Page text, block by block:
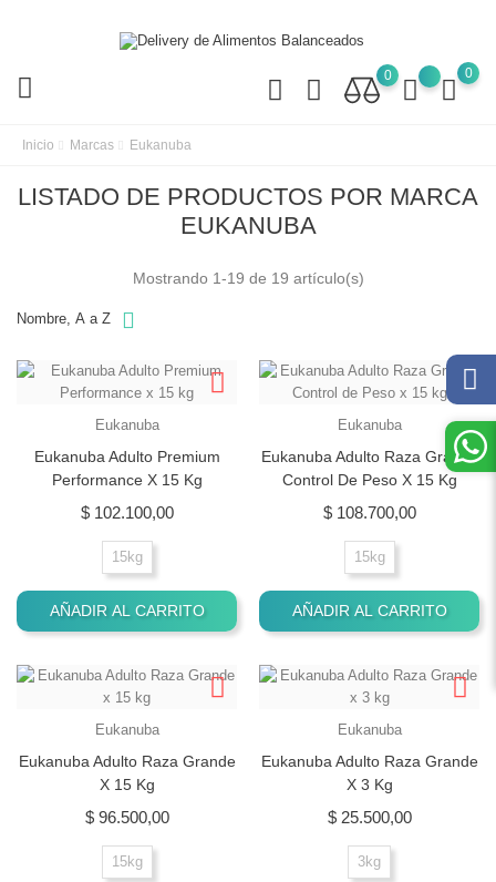
0 0
Inicio Marcas Eukanuba
LISTADO DE PRODUCTOS POR MARCA
EUKANUBA
Nombre, A a Z
Mostrando 1-19 de 19 artículo(s)
Eukanuba
Eukanuba Adulto Premium
Performance X 15 Kg
$ 102.100,00Precio
15kg
AÑADIR AL CARRITO
Eukanuba
Eukanuba Adulto Raza Grande
Control De Peso X 15 Kg
$ 108.700,00Precio
15kg
AÑADIR AL CARRITO
Eukanuba
Eukanuba Adulto Raza Grande
X 15 Kg
$ 96.500,00Precio
15kg
Eukanuba
Eukanuba Adulto Raza Grande
X 3 Kg
$ 25.500,00Precio
3kg